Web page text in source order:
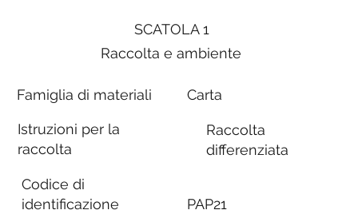
SCATOLA 1
Raccolta e ambiente
Famiglia di materiali
Istruzioni per la
raccolta
Codice di
identificazione
Carta
Raccolta
differenziata
PAP21